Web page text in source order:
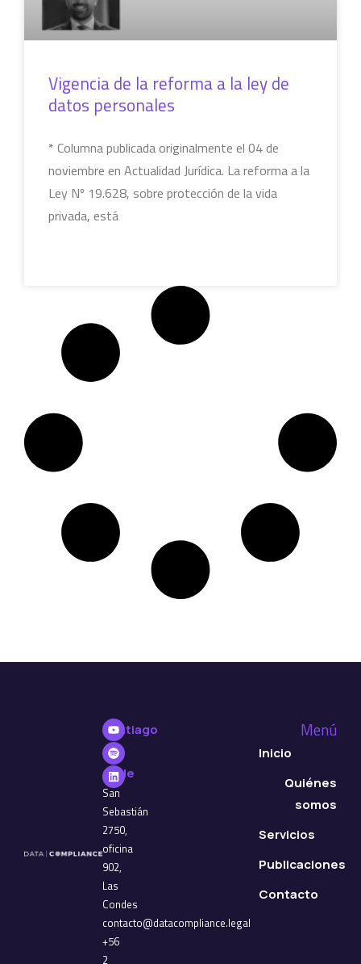
Vigencia de la reforma a la ley de
datos personales
* Columna publicada originalmente el 04 de
noviembre en Actualidad Jurídica. La reforma a la
Ley Nº 19.628, sobre protección de la vida
privada, está
Santiago
de
Chile
San
Sebastián
2750,
oficina
902,
Las
Condes
contacto@datacompliance.legal
+56
2
Menú
Inicio
Quiénes
somos
Servicios
Publicaciones
Contacto